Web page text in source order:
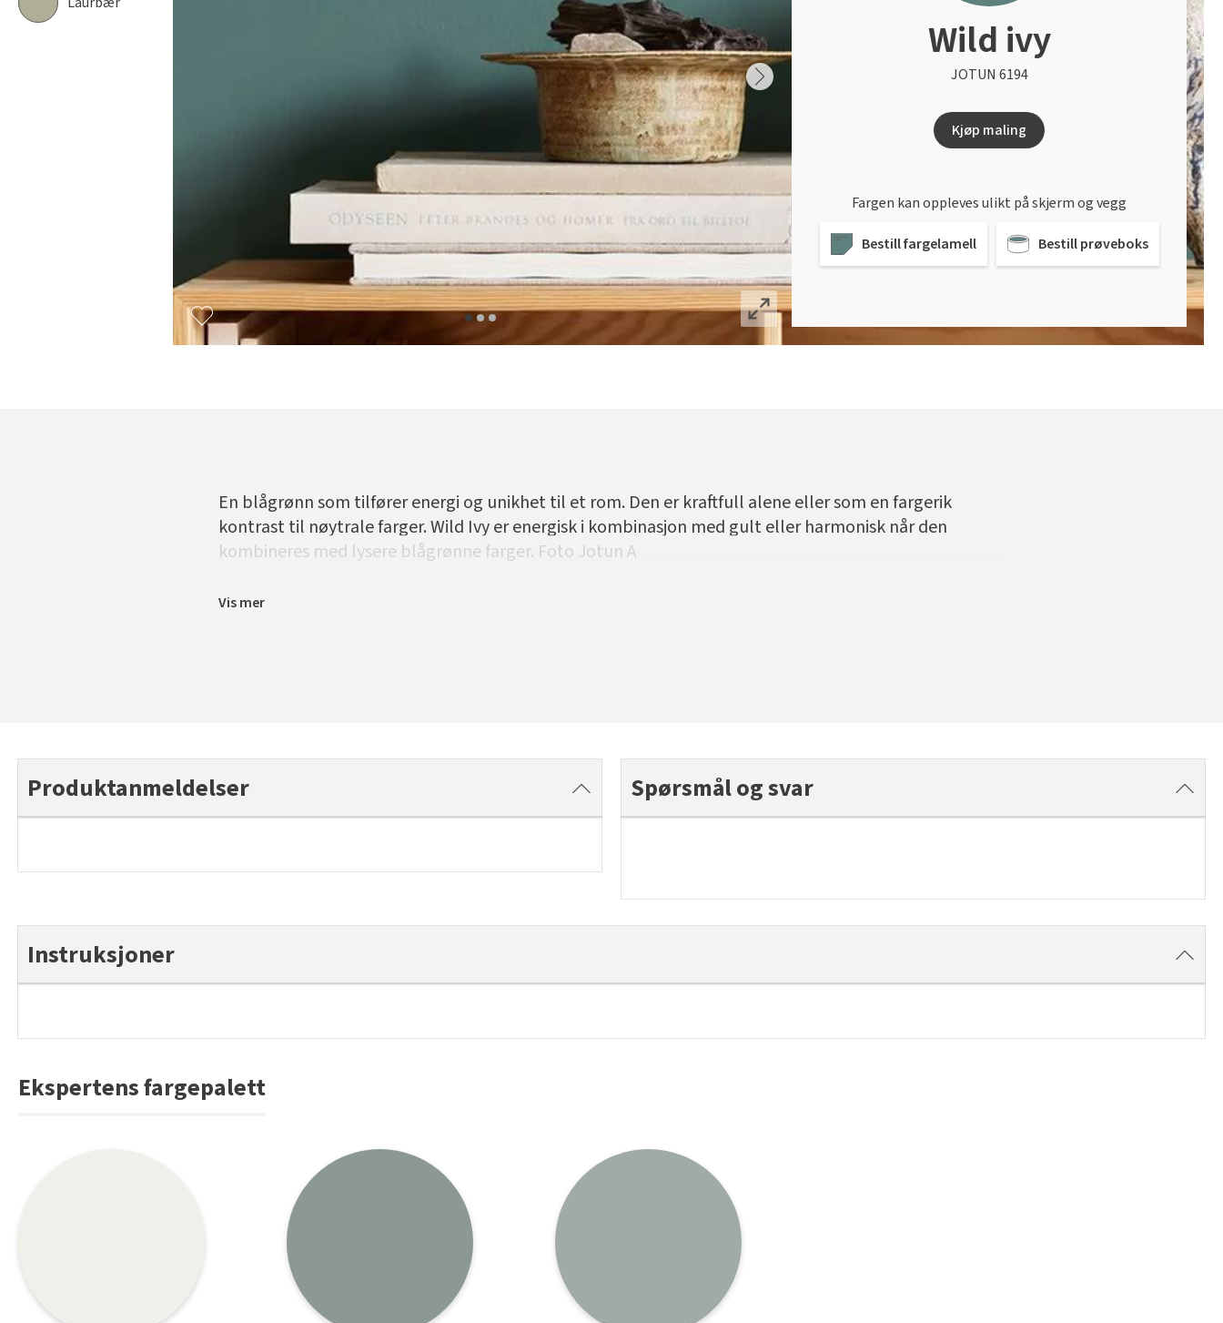
Wild ivy
JOTUN 6194
Kjøp maling
Fargen kan oppleves ulikt på skjerm og vegg
Bestill fargelamell Bestill prøveboks
En blågrønn som tilfører energi og unikhet til et rom. Den er kraftfull alene eller som en fargerik
kontrast til nøytrale farger. Wild Ivy er energisk i kombinasjon med gult eller harmonisk når den
kombineres med lysere blågrønne farger. Foto Jotun A
Vis mer
Produktanmeldelser Spørsmål og svar
Instruksjoner
Ekspertens fargepalett